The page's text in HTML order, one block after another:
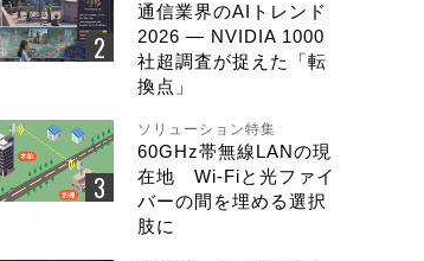
通信業界のAIトレンド
2026 ― NVIDIA 1000
社超調査が捉えた「転
換点」
ソリューション特集
60GHz帯無線LANの現
在地 Wi-Fiと光ファイ
バーの間を埋める選択
肢に